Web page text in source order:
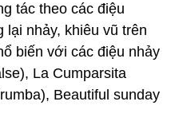
tác theo các điệu
lại nhảy, khiêu vũ trên
biến với các điệu nhảy
La Cumparsita
Beautiful sunday